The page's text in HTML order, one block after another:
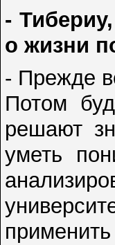
-
о жизни
- Прежде
Потом
решают
уметь